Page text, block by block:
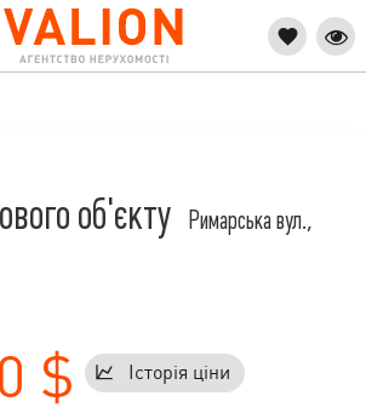
об'єкту
Римарська вул.,
$ Історія ціни